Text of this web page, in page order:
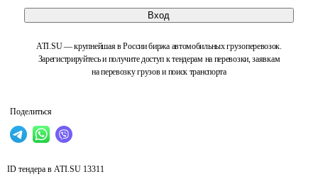
Вход
ATI.SU — крупнейшая в России биржа автомобильных грузоперевозок.
Зарегистрируйтесь и получите доступ к тендерам на перевозки, заявкам
на перевозку грузов и поиск транспорта
Поделиться
ID тендера в ATI.SU 13311